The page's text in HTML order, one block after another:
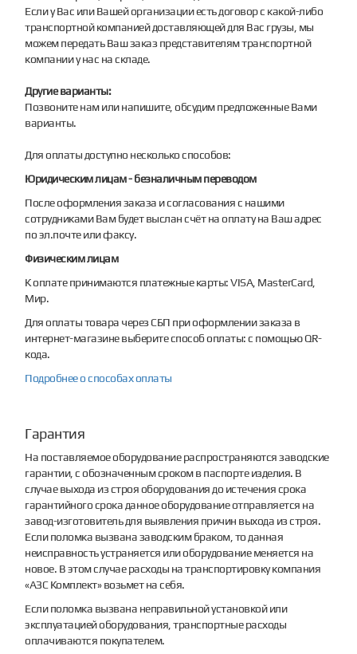
Если у Вас или Вашей организации есть договор с какой-либо
транспортной компанией доставляющей для Вас грузы, мы
можем передать Ваш заказ представителям транспортной
компании у нас на складе.
Другие варианты:
Позвоните нам или напишите, обсудим предложенные Вами
варианты.
Для оплаты доступно несколько способов:
Юридическим лицам - безналичным переводом
После оформления заказа и согласования с нашими
сотрудниками Вам будет выслан счёт на оплату на Ваш адрес
по эл.почте или факсу.
Физическим лицам
К оплате принимаются платежные карты: VISA, MasterCard,
Мир.
Для оплаты товара через СБП при оформлении заказа в
интернет-магазине выберите способ оплаты: с помощью QR-
кода.
Подробнее о способах оплаты
Гарантия
На поставляемое оборудование распространяются заводские
гарантии, с обозначенным сроком в паспорте изделия. В
случае выхода из строя оборудования до истечения срока
гарантийного срока данное оборудование отправляется на
завод-изготовитель для выявления причин выхода из строя.
Если поломка вызвана заводским браком, то данная
неисправность устраняется или оборудование меняется на
новое. В этом случае расходы на транспортировку компания
«АЗС Комплект» возьмет на себя.
Если поломка вызвана неправильной установкой или
эксплуатацией оборудования, транспортные расходы
оплачиваются покупателем.